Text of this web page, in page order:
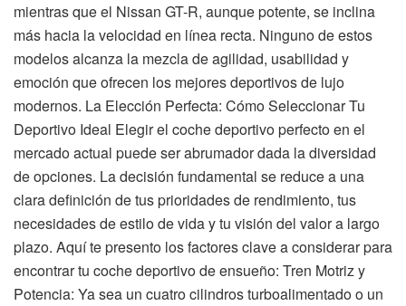
mientras que el Nissan GT-R, aunque potente, se inclina
más hacia la velocidad en línea recta. Ninguno de estos
modelos alcanza la mezcla de agilidad, usabilidad y
emoción que ofrecen los mejores deportivos de lujo
modernos. La Elección Perfecta: Cómo Seleccionar Tu
Deportivo Ideal Elegir el coche deportivo perfecto en el
mercado actual puede ser abrumador dada la diversidad
de opciones. La decisión fundamental se reduce a una
clara definición de tus prioridades de rendimiento, tus
necesidades de estilo de vida y tu visión del valor a largo
plazo. Aquí te presento los factores clave a considerar para
encontrar tu coche deportivo de ensueño: Tren Motriz y
Potencia: Ya sea un cuatro cilindros turboalimentado o un